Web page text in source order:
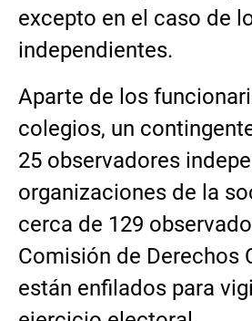
excepto en el caso de
independientes.
Aparte de los
colegios, un
25 observadores
organizaciones de la
cerca de 129
Comisión de Derechos
están enfilados para